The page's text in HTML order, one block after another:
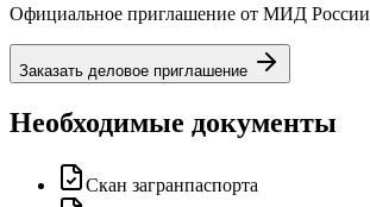
Официальное приглашение от МИД России
Заказать деловое приглашение
Необходимые документы
Скан загранпаспорта